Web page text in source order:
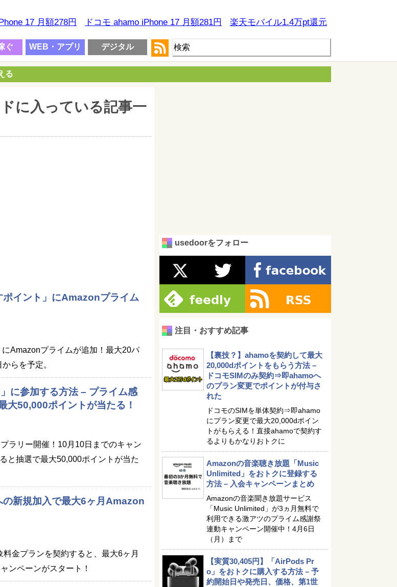
17 月額278円 ドコモ ahamo iPhone 17 月額281円 楽天モバイル1.4万pt還元
ぐ WEB・アプリ デジタル
る
に入っている記事一
イント」にAmazonプライム
Amazonプライムが追加！最大20パ
らを予定。
に参加する方法 – プライム感
大50,000ポイントが当たる！
ラリー開催！10月10日までのキャン
と抽選で最大50,000ポイントが当た
新規加入で最大6ヶ月Amazon
金プランを契約すると、最大6ヶ月
ンペーンがスタート！
usedoorをフォロー
注目・おすすめ記事
【裏技？】ahamoを契約して最大
20,000dポイントをもらう方法 –
ドコモSIMのみ契約⇒即ahamoへ
のプラン変更でポイントが付与さ
れた
ドコモのSIMを単体契約⇒即ahamo
にプラン変更で最大20,000dポイン
トがもらえる！直接ahamoで契約す
るよりもかなりおトクに
Amazonの音楽聴き放題「Music
Unlimited」をおトクに登録する
方法 – 入会キャンペーンまとめ
Amazonの音楽聞き放題サービス
「Music Unlimited」が3ヵ月無料で
利用できる激アツのプライム感謝祭
連動キャンペーン開催中！4月6日
（月）まで
【実質30,405円】「AirPods Pr
o」をおトクに購入する方法 – 予
約開始日や発売日、価格、第1世